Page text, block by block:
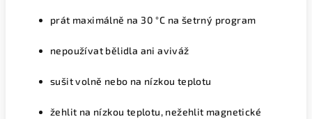
prát maximálně na 30 °C na šetrný program
nepoužívat bělidla ani aviváž
sušit volně nebo na nízkou teplotu
žehlit na nízkou teplotu, nežehlit magnetické